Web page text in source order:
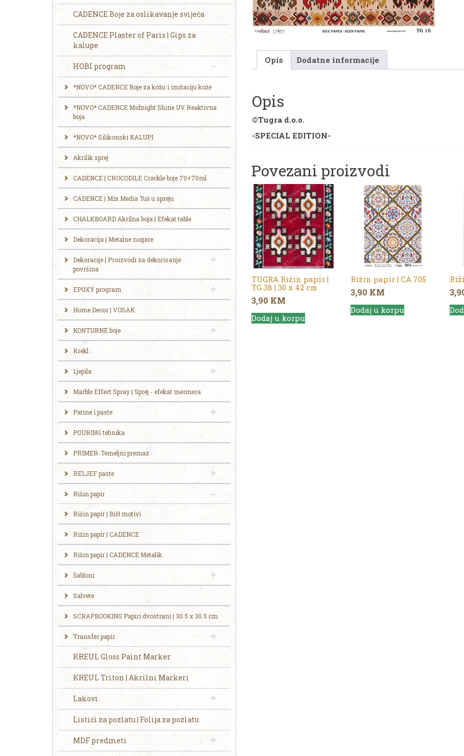
Opis Dodatne informacije
Opis
©Tugra d.o.o.
-SPECIAL EDITION-
Povezani proizvodi
TUGRA Rižin papir |
TG 38 | 30 x 42 cm
3,90 KM
Dodaj u korpu
Rižin papir | CA 705
3,90 KM
Dodaj u korpu
CADENCE Boje za oslikavanje svijeća
CADENCE Plaster of Paris | Gips za
kalupe
HOBI program
*NOVO* CADENCE Boje za kožu i imitaciju kože
*NOVO* CADENCE Midnight Shine UV Reaktivna
boja
*NOVO* Silikonski KALUPI
Akrilik sprej
CADENCE | CROCODILE Crackle boje 70+70ml
CADENCE | Mix Media Tuš u spreju
CHALKBOARD Akrilna boja | Efekat table
Dekoracija | Metalne nogare
Dekoracije | Proizvodi za dekorisanje
površina
EPOXY program
Home Decor | VOSAK
KONTURNE boje
Krekl
Ljepila
Marble Effect Spray | Sprej - efekat mermera
Patine i paste
POURING tehnika
PRIMER-Temeljni premaz
RELJEF paste
Rižin papir
Rižin papir | BiH motivi
Rižin papir | CADENCE
Rižin papir | CADENCE Metalik
Šabloni
Salvete
SCRAPBOOKING Papiri dvostrani | 30.5 x 30.5 cm
Transfer papir
KREUL Gloss Paint Marker
KREUL Triton | Akrilni Markeri
Lakovi
Listići za pozlatu | Folija za pozlatu
MDF predmeti